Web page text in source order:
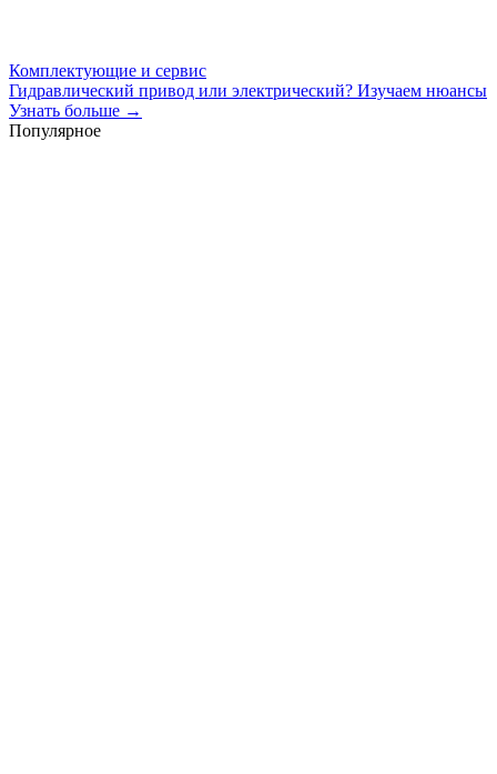
Комплектующие и сервис
Гидравлический привод или электрический? Изучаем нюансы
Узнать больше →
Популярное